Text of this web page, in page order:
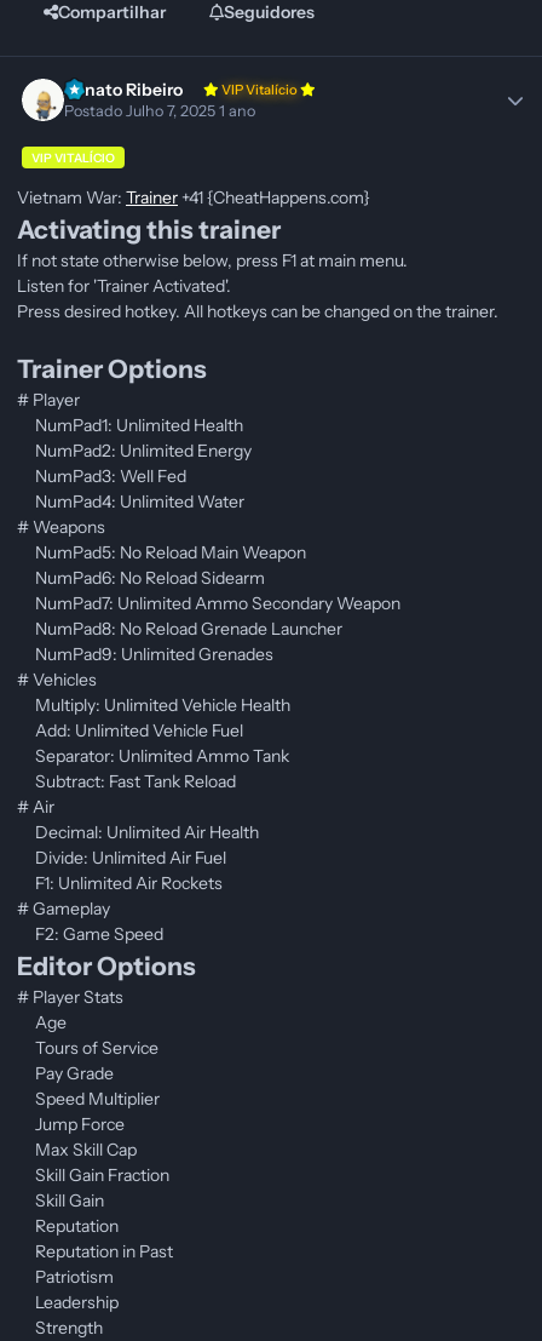
Compartilhar Seguidores
Renato Ribeiro VIP Vitalício
PostadoJulho 7, 20251 ano
VIP VITALÍCIO
Vietnam War: Trainer +41 {CheatHappens.com}
Activating this trainer
If not state otherwise below, press F1 at main menu.
Listen for 'Trainer Activated'.
Press desired hotkey. All hotkeys can be changed on the trainer.
Trainer Options
# Player
NumPad1: Unlimited Health
NumPad2: Unlimited Energy
NumPad3: Well Fed
NumPad4: Unlimited Water
# Weapons
NumPad5: No Reload Main Weapon
NumPad6: No Reload Sidearm
NumPad7: Unlimited Ammo Secondary Weapon
NumPad8: No Reload Grenade Launcher
NumPad9: Unlimited Grenades
# Vehicles
Multiply: Unlimited Vehicle Health
Add: Unlimited Vehicle Fuel
Separator: Unlimited Ammo Tank
Subtract: Fast Tank Reload
# Air
Decimal: Unlimited Air Health
Divide: Unlimited Air Fuel
F1: Unlimited Air Rockets
# Gameplay
F2: Game Speed
Editor Options
# Player Stats
Age
Tours of Service
Pay Grade
Speed Multiplier
Jump Force
Max Skill Cap
Skill Gain Fraction
Skill Gain
Reputation
Reputation in Past
Patriotism
Leadership
Strength